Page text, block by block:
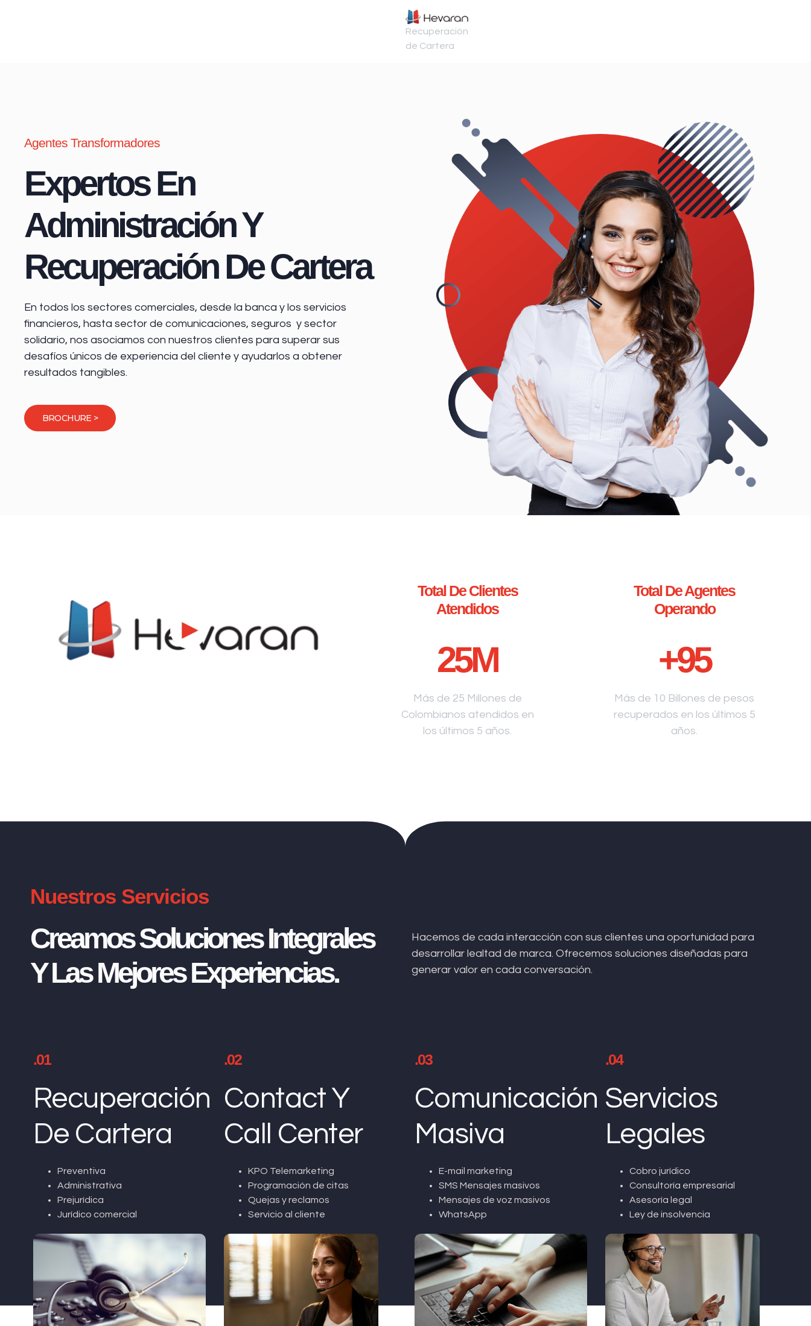
Recuperación
de Cartera
Agentes Transformadores
Expertos En
Administración Y
Recuperación De Cartera
En todos los sectores comerciales, desde la banca y los servicios
financieros, hasta sector de comunicaciones, seguros y sector
solidario, nos asociamos con nuestros clientes para superar sus
desafíos únicos de experiencia del cliente y ayudarlos a obtener
resultados tangibles.
BROCHURE >
Total De Clientes
Atendidos
25M
Más de 25 Millones de
Colombianos atendidos en
los últimos 5 años.
Total De Agentes
Operando
+95
Más de 10 Billones de pesos
recuperados en los últimos 5
años.
Nuestros Servicios
Creamos Soluciones Integrales
Y Las Mejores Experiencias.
Hacemos de cada interacción con sus clientes una oportunidad para
desarrollar lealtad de marca. Ofrecemos soluciones diseñadas para
generar valor en cada conversación.
.01
Recuperación
De Cartera
Preventiva
Administrativa
Prejurídica
Jurídico comercial
.02
Contact Y
Call Center
KPO Telemarketing
Programación de citas
Quejas y reclamos
Servicio al cliente
.03
Comunicación
Masiva
E-mail marketing
SMS Mensajes masivos
Mensajes de voz masivos
WhatsApp
.04
Servicios
Legales
Cobro jurídico
Consultoría empresarial
Asesoría legal
Ley de insolvencia